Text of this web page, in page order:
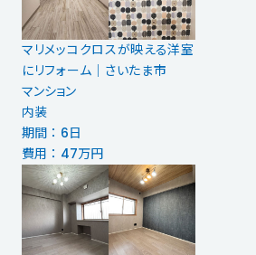
マリメッコクロスが映える洋室
にリフォーム｜さいたま市
マンション
内装
期間 ： 6日
費用 ： 47万円